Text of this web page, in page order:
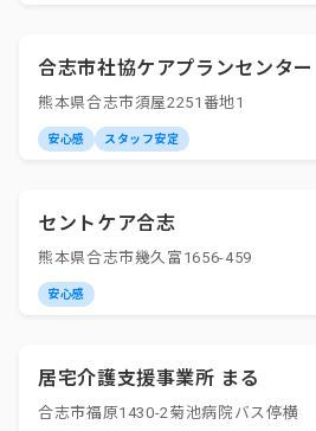
合志市社協ケアプランセンター
熊本県合志市須屋2251番地1
安心感 スタッフ安定
セントケア合志
熊本県合志市幾久富1656-459
安心感
居宅介護支援事業所 まる
合志市福原1430-2菊池病院バス停横